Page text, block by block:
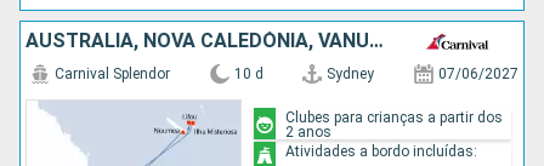
AUSTRALIA, NOVA CALEDÓNIA, VANUATU
Carnival Splendor 10 d Sydney 07/06/2027
Clubes para crianças a partir dos
2 anos
Atividades a bordo incluídas: